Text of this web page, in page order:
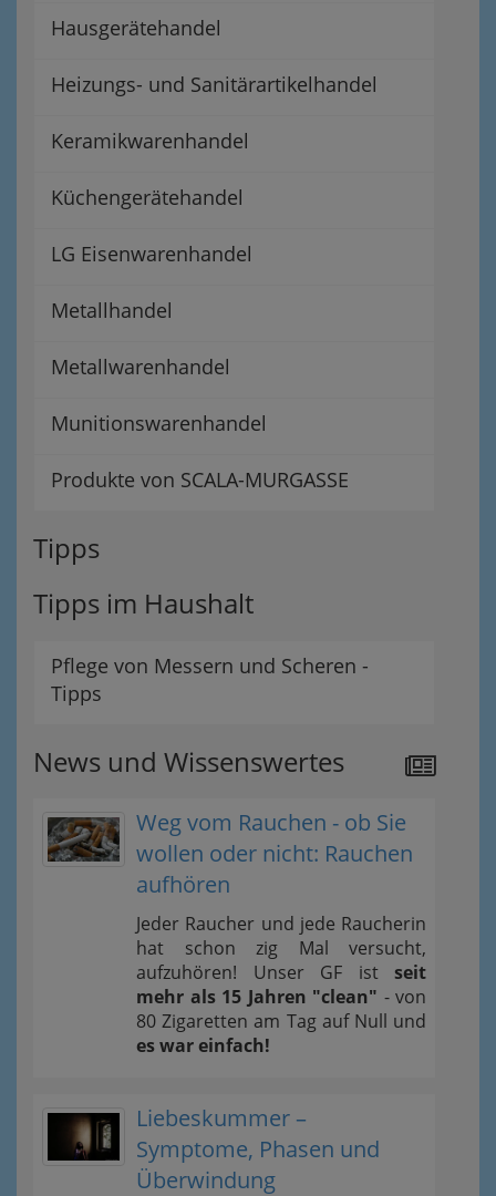
Hausgerätehandel
Heizungs- und Sanitärartikelhandel
Keramikwarenhandel
Küchengerätehandel
LG Eisenwarenhandel
Metallhandel
Metallwarenhandel
Munitionswarenhandel
Produkte von SCALA-MURGASSE
Tipps
Tipps im Haushalt
Pflege von Messern und Scheren -
Tipps
News und Wissenswertes
Weg vom Rauchen - ob Sie
wollen oder nicht: Rauchen
aufhören
Jeder Raucher und jede Raucherin
hat schon zig Mal versucht,
aufzuhören! Unser GF ist seit
mehr als 15 Jahren "clean" - von
80 Zigaretten am Tag auf Null und
es war einfach!
Liebeskummer –
Symptome, Phasen und
Überwindung